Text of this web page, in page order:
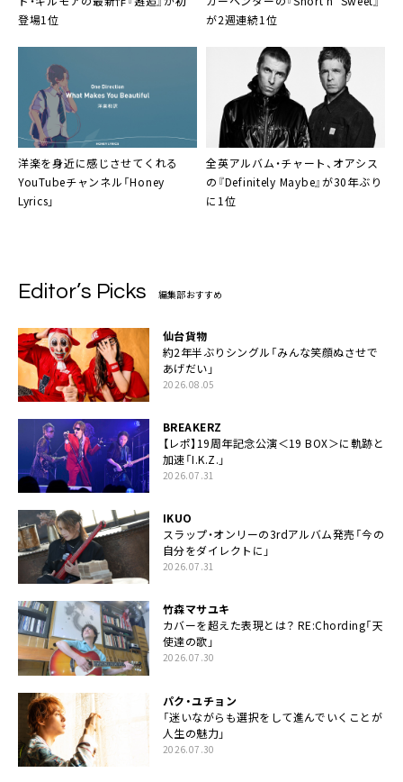
登場1位
が2週連続1位
洋楽を身近に感じさせてくれる
YouTubeチャンネル「Honey
Lyrics」
全英アルバム・チャート、オアシス
の『Definitely Maybe』が30年ぶり
に1位
Editor’s Picks 編集部おすすめ
仙台貨物
約2年半ぶりシングル「みんな笑顔ぬさせで
あげだい」
2026.08.05
BREAKERZ
【レポ】19周年記念公演＜19 BOX＞に軌跡と
加速「I.K.Z.」
2026.07.31
IKUO
スラップ・オンリーの3rdアルバム発売「今の
自分をダイレクトに」
2026.07.31
竹森マサユキ
カバーを超えた表現とは？ RE:Chording「天
使達の歌」
2026.07.30
パク・ユチョン
「迷いながらも選択をして進んでいくことが
人生の魅力」
2026.07.30